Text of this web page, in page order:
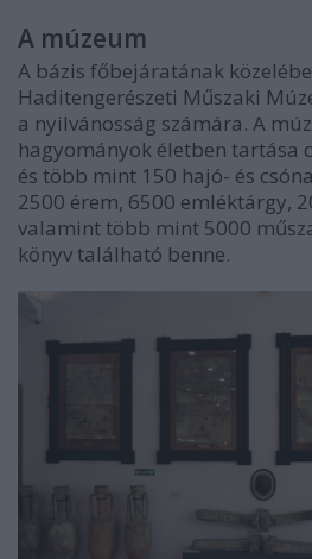
A múzeum
A bázis főbejáratának
Haditengerészeti Műszaki
a nyilvánosság számára. A
hagyományok életben tartása
és több mint 150 hajó- és
2500 érem, 6500 emléktárgy,
valamint több mint 5000
könyv található benne.